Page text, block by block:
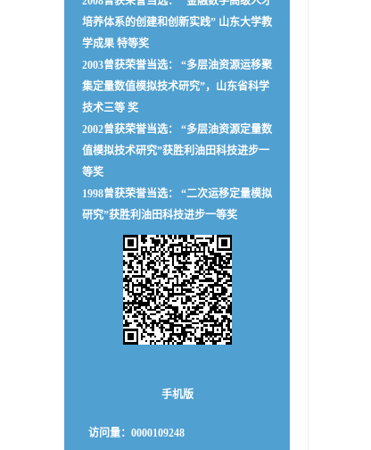
培养体系的创建和创新实践” 山东大学教
学成果 特等奖
2003曾获荣誉当选： “多层油资源运移聚
集定量数值模拟技术研究”，山东省科学
技术三等 奖
2002曾获荣誉当选： “多层油资源定量数
值模拟技术研究”获胜利油田科技进步一
等奖
1998曾获荣誉当选： “二次运移定量模拟
研究”获胜利油田科技进步一等奖
手机版
访问量： 0000109248